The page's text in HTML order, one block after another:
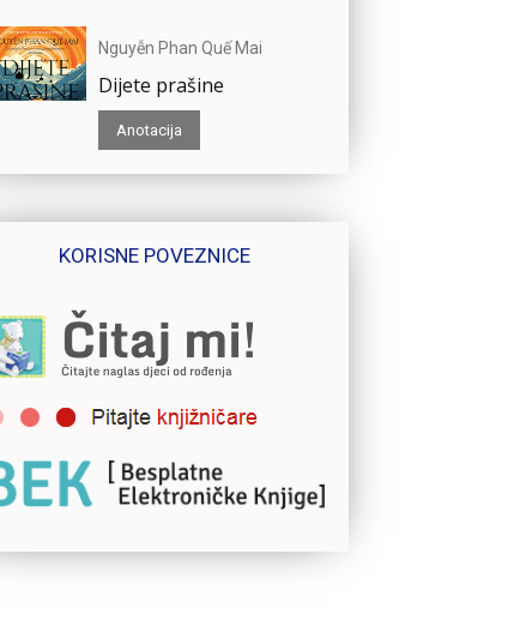
Nguyễn Phan Quế Mai
Dijete prašine
Anotacija
KORISNE POVEZNICE